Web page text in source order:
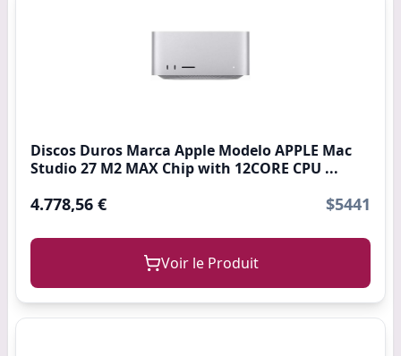
Discos Duros Marca Apple Modelo APPLE Mac
Studio 27 M2 MAX Chip with 12CORE CPU ...
4.778,56 € $5441
Voir le Produit